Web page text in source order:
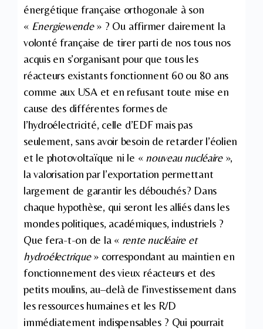
énergétique française orthogonale à son
« Energiewende» ? Ou affirmer clairement la
volonté française de tirer parti de nos tous nos
acquis en s’organisant pour que tous les
réacteurs existants fonctionnent 60 ou 80 ans
comme aux USA et en refusant toute mise en
cause des différentes formes de
l’hydroélectricité, celle d’EDF mais pas
seulement, sans avoir besoin de retarder l’éolien
et le photovoltaïque ni le « nouveau nucléaire»,
la valorisation par l’exportation permettant
largement de garantir les débouchés? Dans
chaque hypothèse, qui seront les alliés dans les
mondes politiques, académiques, industriels ?
Que fera-t-on de la « rente nucléaire et
hydroélectrique» correspondant au maintien en
fonctionnement des vieux réacteurs et des
petits moulins, au–delà de l’investissement dans
les ressources humaines et les R/D
immédiatement indispensables ? Qui pourrait